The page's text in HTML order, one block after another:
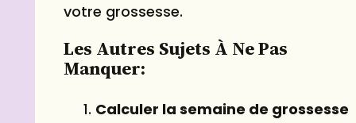
votre grossesse.
Les Autres Sujets À Ne Pas
Manquer:
Calculer la semaine de grossesse